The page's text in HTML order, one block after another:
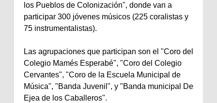
los Pueblos de Colonización", donde van a
participar 300 jóvenes músicos (225 coralistas y
75 instrumentalistas).
Las agrupaciones que participan son el "Coro del
Colegio Mamés Esperabé", "Coro del Colegio
Cervantes", "Coro de la Escuela Municipal de
Música", "Banda Juvenil", y "Banda municipal De
Ejea de los Caballeros".